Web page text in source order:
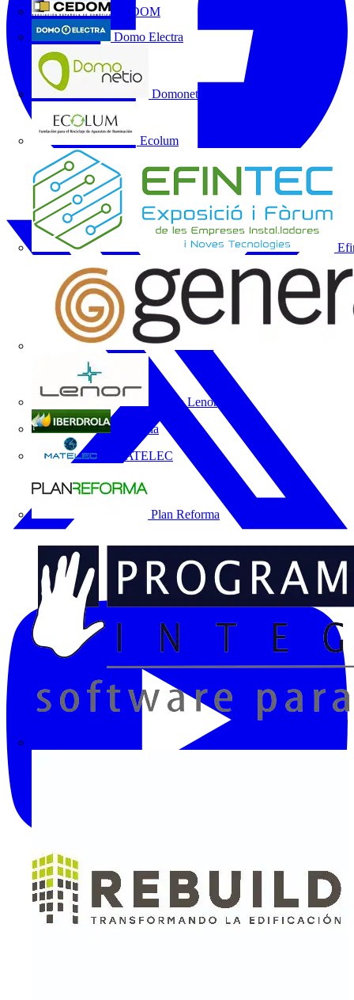
CEDOM
Domo Electra
Domonetio
Ecolum
Grupo Lenor
Iberdrola
MATELEC
Plan Reforma